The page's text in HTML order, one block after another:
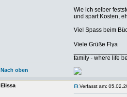
Wie ich selber
und spart Kosten,
Viel Spass beim
Viele Grüße Flya
family - where life
Nach oben
Elissa Verfasst am: